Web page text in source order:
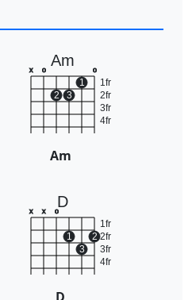
Am
1fr
2fr
3fr
4fr
x o
2 3
1
o
Am
D
1fr
2fr
3fr
4fr
x x o
1
3
2
D